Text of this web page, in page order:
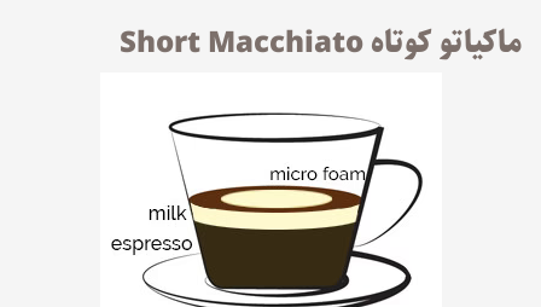
ماکیاتو کوتاه Short Macchiato